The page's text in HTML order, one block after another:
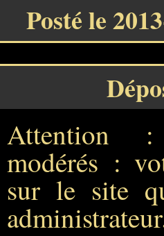
Posté le
Attention :
modérés :
sur le site